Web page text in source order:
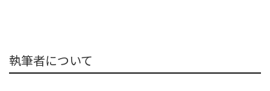
執筆者について